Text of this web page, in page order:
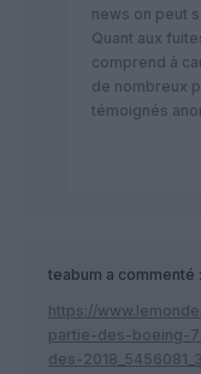
news on peut
Quant aux
comprend à
de nombreux
témoignés
teabum a commenté :
https://
partie-des-boeing-
des-